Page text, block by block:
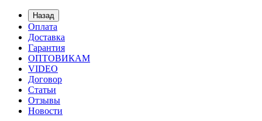
Назад
Оплата
Доставка
Гарантия
ОПТОВИКАМ
VIDEO
Договор
Статьи
Отзывы
Новости